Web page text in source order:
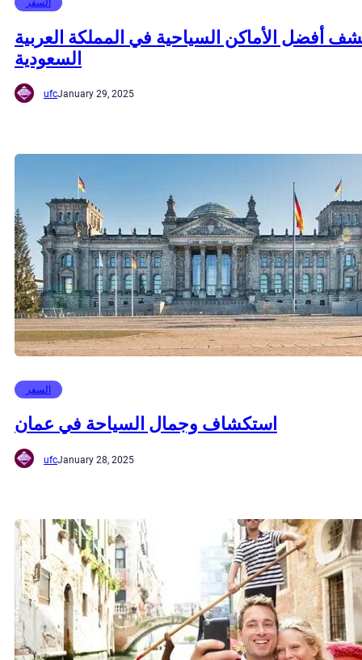
السفر
أفضل الأماكن السياحية في المملكة العربية
السعودية
ufcJanuary 29, 2025
السفر
استكشاف وجمال السياحة في عمان
ufcJanuary 28, 2025